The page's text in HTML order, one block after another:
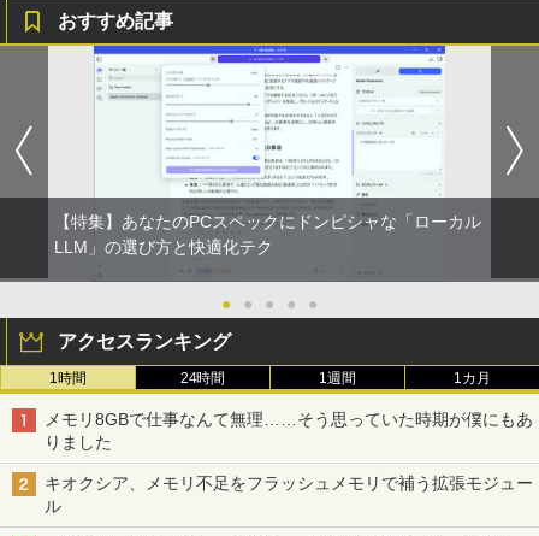
おすすめ記事
【特集】あなたのPCスペックにドンピシャな「ローカル
LLM」の選び方と快適化テク
● ● ● ● ●
アクセスランキング
1時間 24時間 1週間 1カ月
メモリ8GBで仕事なんて無理……そう思っていた時期が僕にもあ
りました
キオクシア、メモリ不足をフラッシュメモリで補う拡張モジュー
ル